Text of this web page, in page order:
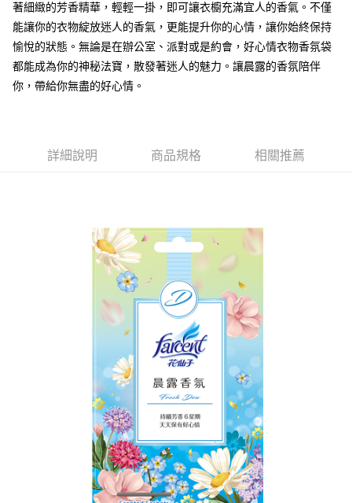
AFTEE先享後付是「在收到商品之後才付款」的支付方式。 讓您購物簡單
便利好安心！
１．簡單：不需註冊會員、不需綁卡、不需儲值。
２．便利：只要手機號碼，簡訊認證，即可結帳。
３．安心：先確認商品／服務後，再付款。
３．收到繳費通知簡訊後14天內，點擊此簡訊中的連結，可透過四大超商／
※ 交易是否成功請以「AFTEE先享後付 」之結帳頁面顯示為準，若有關於
是否繳費成功／繳費後需取消欲退款等相關疑問，請聯繫「AFTEE先享後付
https://netprotections.freshdesk.com/support/home
１．透過由恩沛科技股份有限公司提供之「AFTEE先享後付」服務完成之交
易，需依本服務之必要範圍內提供個人資料，並將交易相關給付款項請求債
權轉讓予恩沛科技股份有限公司。
２．關於個人資料處理事宜，請瀏覽以下網址：
https://aftee.tw/terms/#terms3
３．未成年的使用者請事先徵得法定代理人或監護人之同意方可使用
「AFTEE先享後付」，若未經同意申辦者引起之損失，本公司不負相關責
４．使用「AFTEE先享後付」時，將依據個別帳號之用戶狀況，依本公司即
時審查核予不同之上限額度；若仍有額度不足之情形，本公司將視審查結果
請求用戶進行身份認證。
５．嚴禁一人註冊多個帳號或使用他人資訊註冊。若發現惡意使用之情形，
恩沛科技股份有限公司將有權停止該用戶之使用額度並採取法律行動。
ATM付款
運送方式
全家取貨付款
每筆NT$60，滿NT$599(含以上)免運費
每筆NT$60，滿NT$599(含以上)免運費
每筆NT$120，滿NT$899(含以上)免運費
著細緻的芳香精華，輕輕一掛，即可讓衣櫥充滿宜人的香氣。不僅
能讓你的衣物綻放迷人的香氣，更能提升你的心情，讓你始終保持
愉悅的狀態。無論是在辦公室、派對或是約會，好心情衣物香氛袋
都能成為你的神秘法寶，散發著迷人的魅力。讓晨露的香氛陪伴
你，帶給你無盡的好心情。
詳細說明 商品規格 相關推薦